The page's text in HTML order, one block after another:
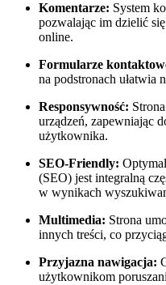
Komentarze: System
pozwalając im dzielić
online.
Formularze
na podstronach ułatwia
Responsywność:
urządzeń, zapewniając
użytkownika.
SEO-Friendly:
(SEO) jest integralną
w wynikach
Multimedia: Strona
innych treści, co
Przyjazna nawigacja:
użytkownikom